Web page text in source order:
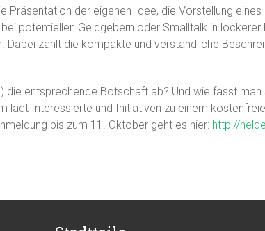
Präsentation der eigenen Idee, die Vorstellung
potentiellen Geldgebern oder Smalltalk in lockerer
Dabei zählt die kompakte und verständliche
die entsprechende Botschaft ab? Und wie fasst
lädt Interessierte und Initiativen zu einem
bis zum 11. Oktober geht es hier: http://